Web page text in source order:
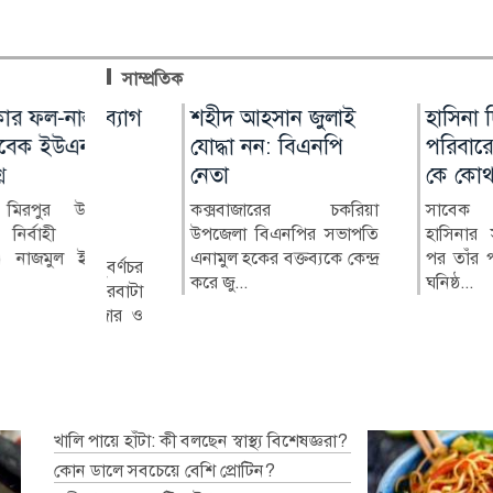
সাম্প্রতিক
উপজেলার
কর্মকর্তা
ইসলামের
মুন্সীগঞ্জে সাংবাদিকের
বিরুদ্ধে মামলার প্রতিবাদে
মানববন্ধন
মুন্সীগঞ্জ প্রেসক্লাবের সিনিয়র
সহ-সভাপতি মাহাবুব আলম
বাবুর বিরুদ্ধে দায়ের করা...
নিরাপদ
প্রতারণার ঝুঁকি
জেলা প্রশাসক
আশরাফী
নিরাপদ, নিয়মিত ও
অভিবাসনের মাধ্যমে
কর্মীদের প্রতারণার ঝুঁ...
ব্যাগ
শহীদ আহসান জুলাই
যোদ্ধা নন: বিএনপি
কক্সবাজারের চকরিয়া
উপজেলা বিএনপির সভাপতি
এনামুল হকের বক্তব্যকে কেন্দ্র
করে জু...
হাসিনা দিল্লিতে,
পরিবারের অন্য
কে কোথায়?
সাবেক
হাসিনার সরকারের
পর তাঁর পরিবারের
খালি পায়ে হাঁটা: কী বলছেন স্বাস্থ্য বিশেষজ্ঞরা?
কোন ডালে সবচেয়ে বেশি প্রোটিন?